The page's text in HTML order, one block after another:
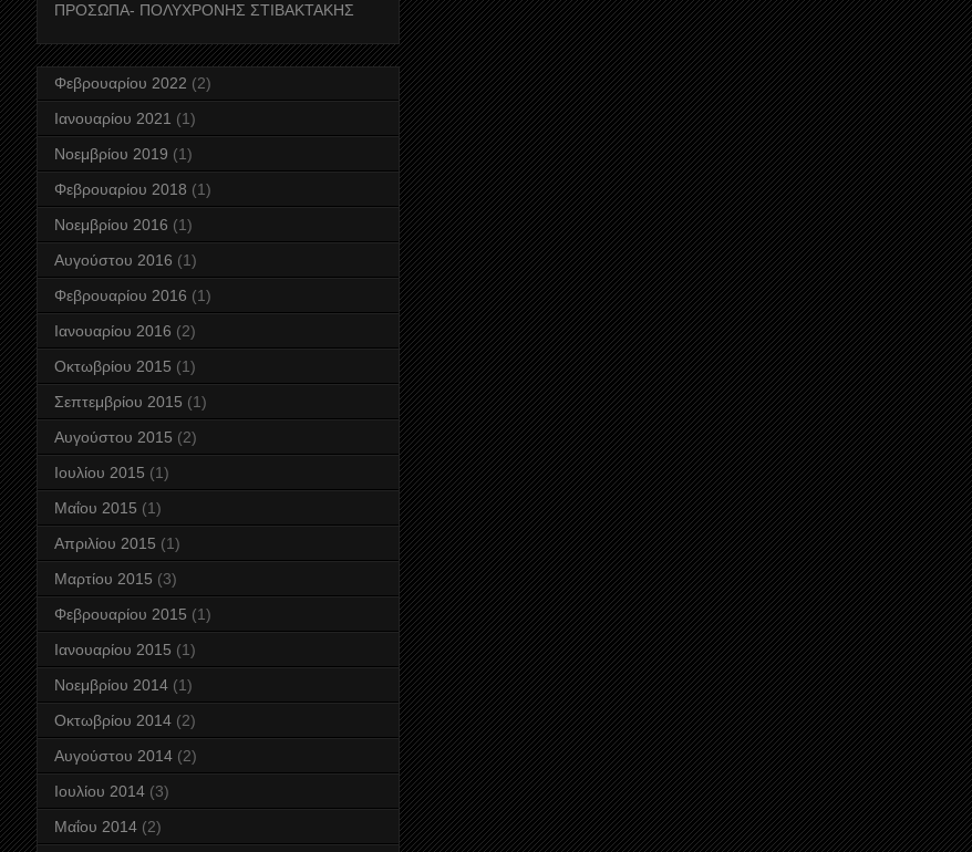
ΠΡΟΣΩΠΑ- ΠΟΛΥΧΡΟΝΗΣ ΣΤΙΒΑΚΤΑΚΗΣ
Φεβρουαρίου 2022 (2)
Ιανουαρίου 2021 (1)
Νοεμβρίου 2019 (1)
Φεβρουαρίου 2018 (1)
Νοεμβρίου 2016 (1)
Αυγούστου 2016 (1)
Φεβρουαρίου 2016 (1)
Ιανουαρίου 2016 (2)
Οκτωβρίου 2015 (1)
Σεπτεμβρίου 2015 (1)
Αυγούστου 2015 (2)
Ιουλίου 2015 (1)
Μαΐου 2015 (1)
Απριλίου 2015 (1)
Μαρτίου 2015 (3)
Φεβρουαρίου 2015 (1)
Ιανουαρίου 2015 (1)
Νοεμβρίου 2014(1)
Οκτωβρίου 2014(2)
Αυγούστου 2014(2)
Ιουλίου 2014(3)
Μαΐου 2014(2)